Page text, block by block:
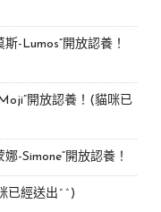
-Lumos”開放認養！
開放認養！(貓咪已
-Simone“開放認養！
已經送出^^)